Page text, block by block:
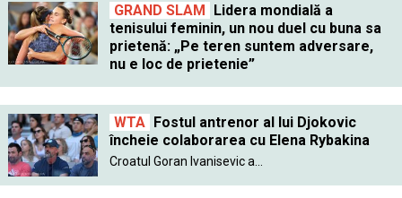
GRAND SLAM Lidera mondială a
tenisului feminin, un nou duel cu buna sa
prietenă: „Pe teren suntem adversare,
nu e loc de prietenie”
WTA Fostul antrenor al lui Djokovic
încheie colaborarea cu Elena Rybakina
Croatul Goran Ivanisevic a...